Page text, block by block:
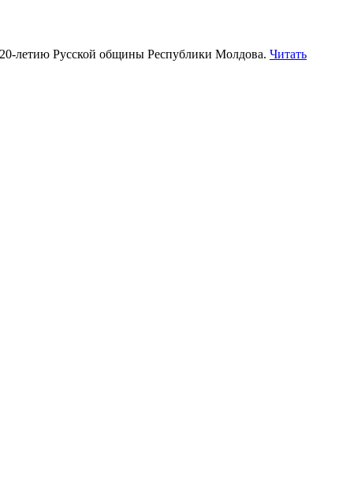
летию Русской общины Республики Молдова. Читать